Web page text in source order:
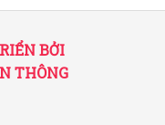
BỞI
THÔNG